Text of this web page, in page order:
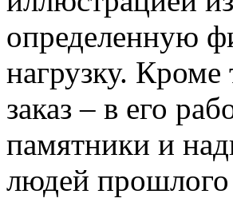
определенную
нагрузку.
заказ – в его
памятники и
людей